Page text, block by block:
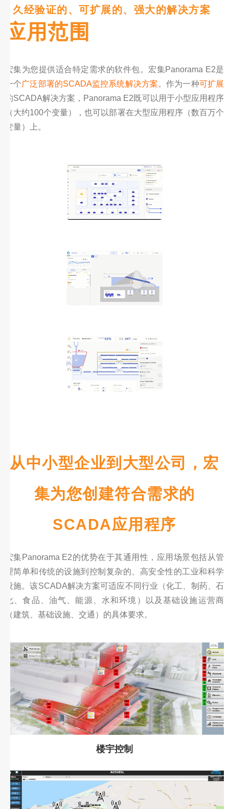
| 久经验证的、可扩展的、强大的解决方案
应用范围
宏集为您提供适合特定需求的软件包。宏集Panorama E2是
一个广泛部署的SCADA监控系统解决方案。作为一种可扩展
的SCADA解决方案，Panorama E2既可以用于小型应用程序
（大约100个变量），也可以部署在大型应用程序（数百万个
变量）上。
从中小型企业到大型公司，宏
集为您创建符合需求的
SCADA应用程序
宏集Panorama E2的优势在于其通用性，应用场景包括从管
理简单和传统的设施到控制复杂的、高安全性的工业和科学
设施。该SCADA解决方案可适应不同行业（化工、制药、石
化、食品、油气、能源、水和环境）以及基础设施运营商
（建筑、基础设施、交通）的具体要求。
楼宇控制